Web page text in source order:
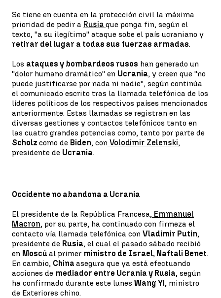
Se tiene en cuenta en la protección civil la máxima
prioridad de pedir a Rusia que ponga fin, según el
texto, ''a su ilegítimo'' ataque sobe el país ucraniano y
retirar del lugar a todas sus fuerzas armadas.
Los ataques y bombardeos rusos han generado un
''dolor humano dramático'' en Ucrania, y creen que ''no
puede justificarse por nada ni nadie'', según continúa
el comunicado escrito tras la llamada telefónica de los
líderes políticos de los respectivos países mencionados
anteriormente. Estas llamadas se registran en las
diversas gestiones y contactos telefónicos tanto en
las cuatro grandes potencias como, tanto por parte de
Scholz como de Biden, con Volodímir Zelenski,
presidente de Ucrania.
Occidente no abandona a Ucrania
El presidente de la República Francesa, Emmanuel
Macron, por su parte, ha continuado con firmeza el
contacto vía llamada telefónica con Vladímir Putin,
presidente de Rusia, el cual el pasado sábado recibió
en Moscú al primer ministro de Israel, Naftali Benet.
En cambio, China asegura que ya está efectuando
acciones de mediador entre Ucrania y Rusia, según
ha confirmado durante este lunes Wang Yi, ministro
de Exteriores chino.